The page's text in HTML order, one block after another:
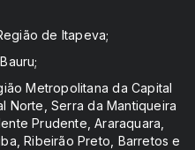
de Itapeva;
Metropolitana da Capital
Norte, Serra da Mantiqueira
Prudente, Araraquara,
Ribeirão Preto, Barretos e